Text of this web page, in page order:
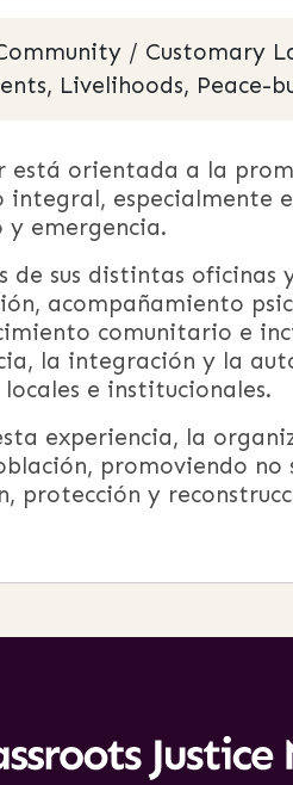
/ Customary
Livelihoods, Peace-
está orientada a la
integral, especialmente
y emergencia.
de sus distintas
acompañamiento
comunitario e
la integración y la
e institucionales.
experiencia, la
promoviendo no
protección y